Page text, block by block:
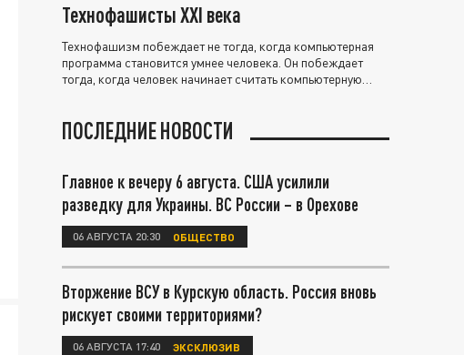
Технофашисты XXI века
Технофашизм побеждает не тогда, когда компьютерная
программа становится умнее человека. Он побеждает
тогда, когда человек начинает считать компьютерную
ПОСЛЕДНИЕ НОВОСТИ
Главное к вечеру 6 августа. США усилили
разведку для Украины. ВС России – в Орехове
06 АВГУСТА 20:30 ОБЩЕСТВО
Вторжение ВСУ в Курскую область. Россия вновь
рискует своими территориями?
06 АВГУСТА 17:40 ЭКСКЛЮЗИВ